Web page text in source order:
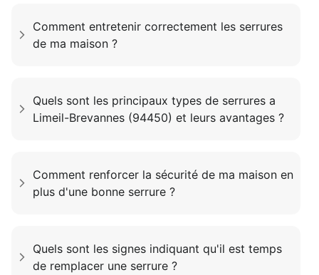
Comment entretenir correctement les serrures
de ma maison ?
Quels sont les principaux types de serrures a
Limeil-Brevannes (94450) et leurs avantages ?
Comment renforcer la sécurité de ma maison en
plus d'une bonne serrure ?
Quels sont les signes indiquant qu'il est temps
de remplacer une serrure ?